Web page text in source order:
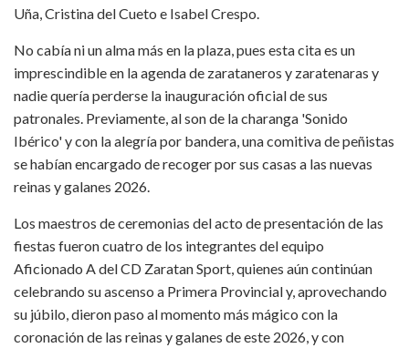
Uña, Cristina del Cueto e Isabel Crespo.
No cabía ni un alma más en la plaza, pues esta cita es un
imprescindible en la agenda de zarataneros y zaratenaras y
nadie quería perderse la inauguración oficial de sus
patronales. Previamente, al son de la charanga 'Sonido
Ibérico' y con la alegría por bandera, una comitiva de peñistas
se habían encargado de recoger por sus casas a las nuevas
reinas y galanes 2026.
Los maestros de ceremonias del acto de presentación de las
fiestas fueron cuatro de los integrantes del equipo
Aficionado A del CD Zaratan Sport, quienes aún continúan
celebrando su ascenso a Primera Provincial y, aprovechando
su júbilo, dieron paso al momento más mágico con la
coronación de las reinas y galanes de este 2026, y con